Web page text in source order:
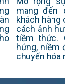
mang đến
khách hàng
cách ảnh
tiềm thức.
hứng, niềm
chuyển hóa